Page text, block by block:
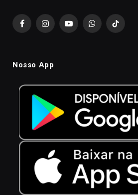
FacebookInstagramYouTubeWhatsAppTikTok
Nosso App